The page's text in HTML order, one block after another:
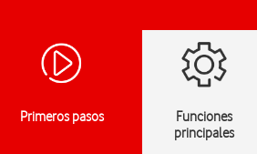
Primeros pasos
Funciones
principales